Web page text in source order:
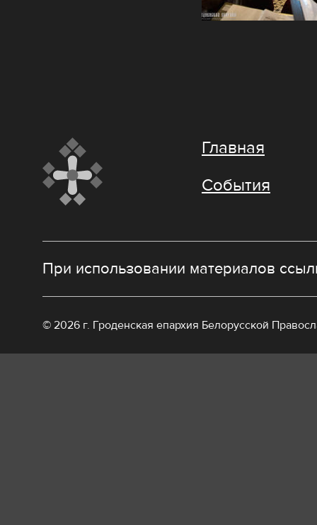
Главная
События
При использовании материалов
© 2026 г. Гроденская епархия Белорусской